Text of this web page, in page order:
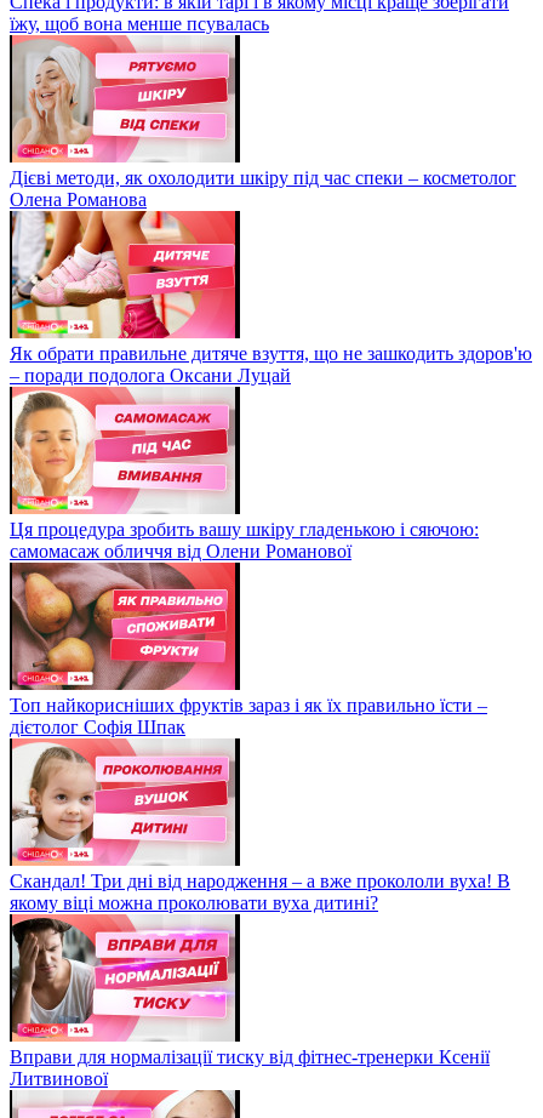
їжу, щоб вона менше псувалась
Дієві методи, як охолодити шкіру під час спеки – косметолог
Олена Романова
Як обрати правильне дитяче взуття, що не зашкодить здоров'ю
– поради подолога Оксани Луцай
Ця процедура зробить вашу шкіру гладенькою і сяючою:
самомасаж обличчя від Олени Романової
Топ найкорисніших фруктів зараз і як їх правильно їсти –
дієтолог Софія Шпак
Скандал! Три дні від народження – а вже прокололи вуха! В
якому віці можна проколювати вуха дитині?
Вправи для нормалізації тиску від фітнес-тренерки Ксенії
Литвинової